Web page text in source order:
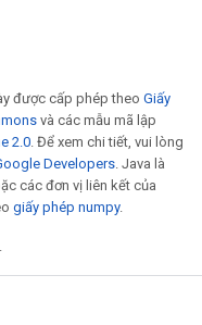
được cấp phép theo Giấy
và các mẫu mã lập
2.0. Để xem chi tiết, vui lòng
Developers. Java là
các đơn vị liên kết của
giấy phép numpy.